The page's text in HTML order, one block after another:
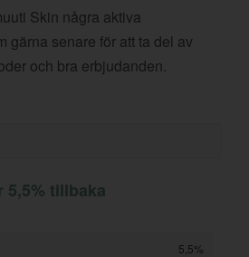
Skin några aktiva
gärna senare för att ta del av
och bra erbjudanden.
5,5% tillbaka
5,5%